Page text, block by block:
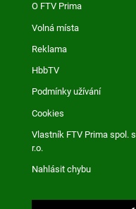
O FTV Prima
Volná místa
Reklama
HbbTV
Podmínky užívání
Cookies
Vlastník FTV Prima spol. s
r.o.
Nahlásit chybu